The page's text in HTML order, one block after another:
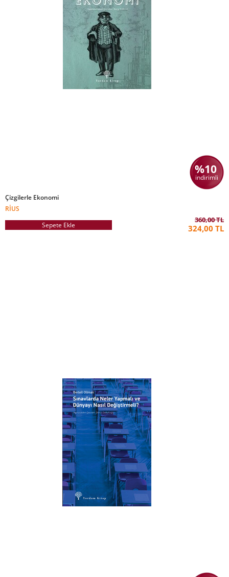
%10
indirimli
Çizgilerle Ekonomi
RIUS
Sepete Ekle
360,00 TL
324,00 TL